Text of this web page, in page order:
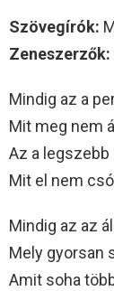
Szövegírók:
Zeneszerzők:
Mindig az a
Mit meg nem
Az a legszebb
Mit el nem
Mindig az az
Mely gyorsan
Amit soha